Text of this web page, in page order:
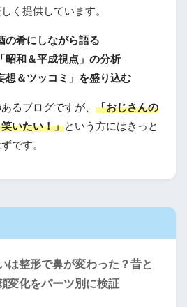
く提供しています。
の肴にしながら語る
昭和＆平成視点」の分析
想＆ツッコミ」を盛り込む
るブログですが、 「おじさんの
いたい！」という方にはきっと
です。
は整形で鼻が変わった？昔と
変化をパーツ別に検証